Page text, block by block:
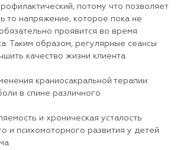
потому что позволяет
то напряжение, которое пока не
проявится во время
Таким образом, регулярные сеансы
качество жизни клиента.
краниосакральной терапии:
в спине различного
и хроническая усталость
и психомоторного развития у детей